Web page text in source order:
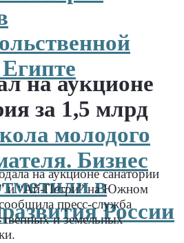
молодого
Бизнес
в
России
на аукционе
за 1,5 млрд
на аукционе санатории
и “Ай-Петри” на Южном
пресс-служба
и земельных